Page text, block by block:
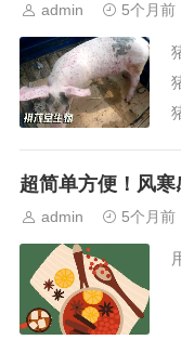
admin 5个月前
超简单方便！风寒
admin 5个月前